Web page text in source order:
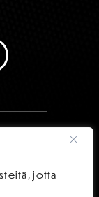
jotta